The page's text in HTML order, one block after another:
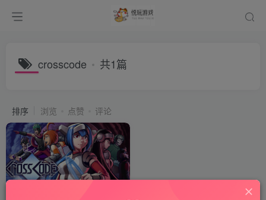
crosscode 共1篇
排序 浏览 点赞 评论